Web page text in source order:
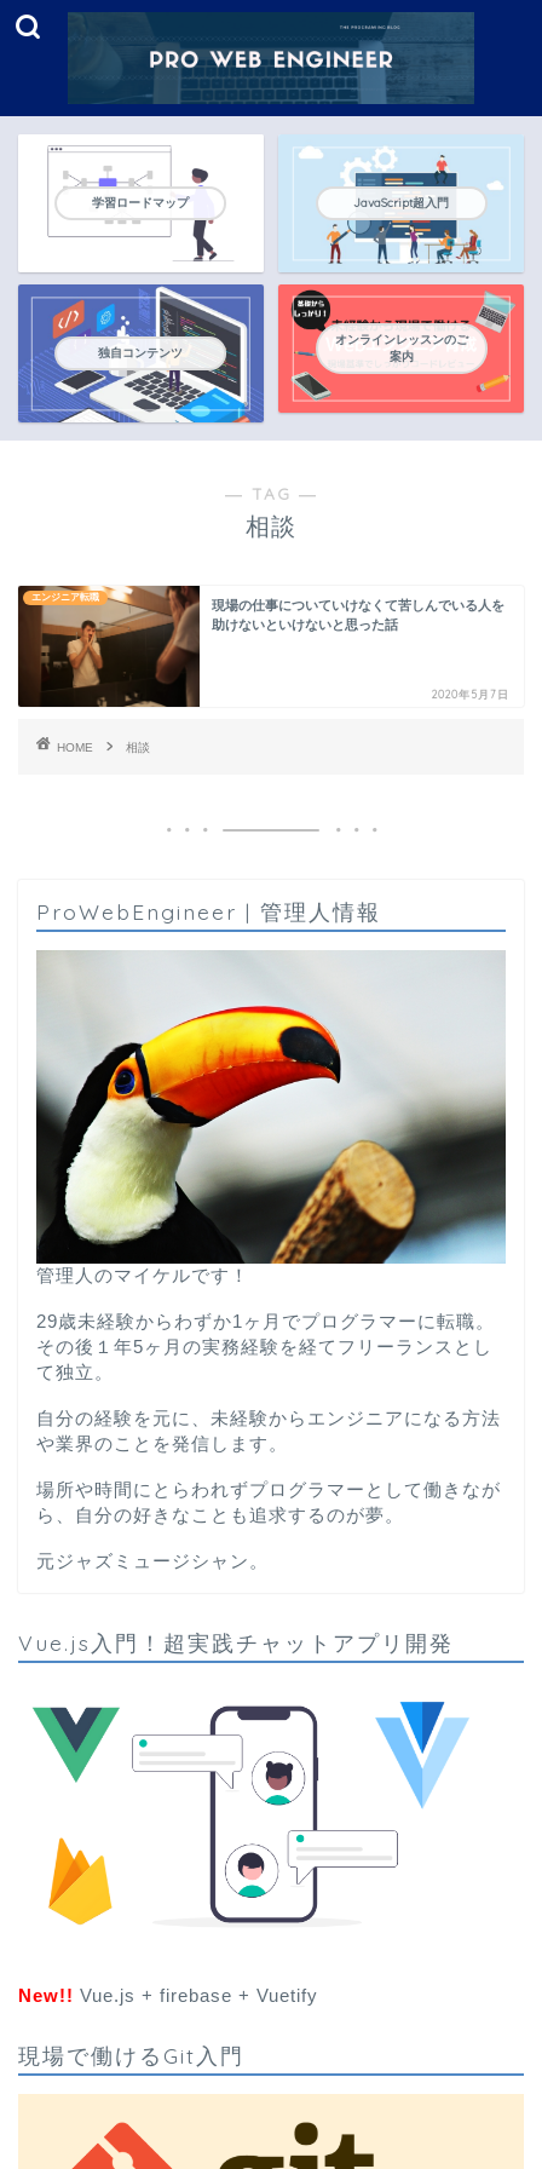
学習ロードマップ JavaScript超入門
独自コンテンツ
オンラインレッスンのご
案内
― TAG ―
相談
エンジニア転職
現場の仕事についていけなくて苦しんでいる人を
助けないといけないと思った話
2020年5月7日
HOME 相談
ProWebEngineer | 管理人情報
管理人のマイケルです！
29歳未経験からわずか1ヶ月でプログラマーに転職。
その後１年5ヶ月の実務経験を経てフリーランスとし
て独立。
自分の経験を元に、未経験からエンジニアになる方法
や業界のことを発信します。
場所や時間にとらわれずプログラマーとして働きなが
ら、自分の好きなことも追求するのが夢。
元ジャズミュージシャン。
Vue.js入門！超実践チャットアプリ開発
New!! Vue.js + firebase + Vuetify
現場で働けるGit入門